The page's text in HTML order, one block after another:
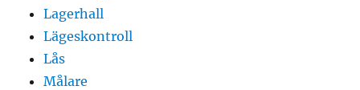
Lagerhall
Lägeskontroll
Lås
Målare